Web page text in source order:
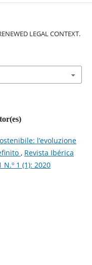
LEGAL CONTEXT.
l’evoluzione
, Revista Ibérica
N.º 1 (1): 2020